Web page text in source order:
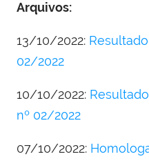
Arquivos:
13/10/2022:
02/2022
10/10/2022:
nº 02/2022
07/10/2022: